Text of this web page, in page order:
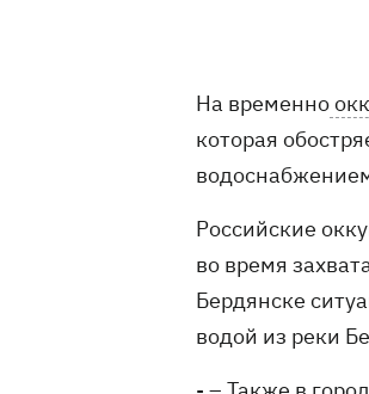
На временно
которая
Российские
во время
Бердянске
водой из реки